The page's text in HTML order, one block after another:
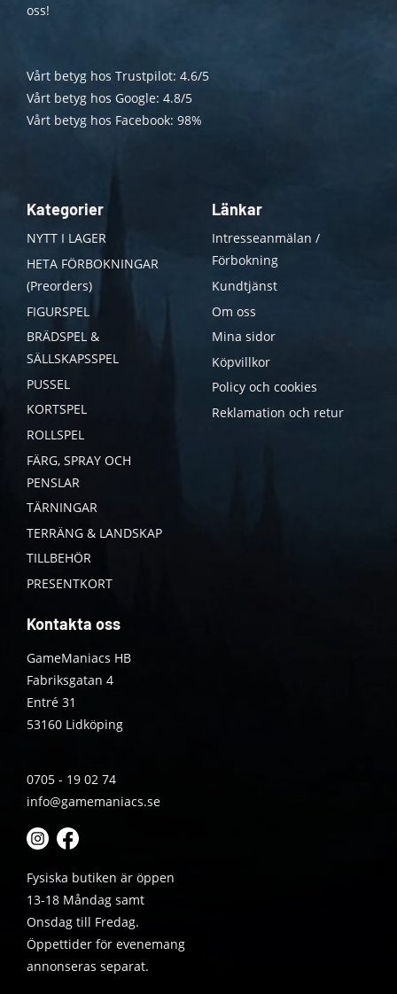
oss!
Vårt betyg hos Trustpilot: 4.6/5
Vårt betyg hos Google: 4.8/5
Vårt betyg hos Facebook: 98%
Kategorier
NYTT I LAGER
HETA FÖRBOKNINGAR
(Preorders)
FIGURSPEL
BRÄDSPEL &
SÄLLSKAPSSPEL
PUSSEL
KORTSPEL
ROLLSPEL
FÄRG, SPRAY OCH
PENSLAR
TÄRNINGAR
TERRÄNG & LANDSKAP
TILLBEHÖR
PRESENTKORT
Länkar
Intresseanmälan /
Förbokning
Kundtjänst
Om oss
Mina sidor
Köpvillkor
Policy och cookies
Reklamation och retur
Kontakta oss
GameManiacs HB
Fabriksgatan 4
Entré 31
53160 Lidköping
0705 - 19 02 74
info@gamemaniacs.se
Fysiska butiken är öppen
13-18 Måndag samt
Onsdag till Fredag.
Öppettider för evenemang
annonseras separat.